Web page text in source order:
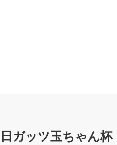
日ガッツ玉ちゃん